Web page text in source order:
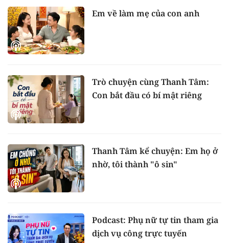
Em về làm mẹ của con anh
Trò chuyện cùng Thanh Tâm:
Con bắt đầu có bí mật riêng
Thanh Tâm kể chuyện: Em họ ở
nhờ, tôi thành "ô sin"
Podcast: Phụ nữ tự tin tham gia
dịch vụ công trực tuyến